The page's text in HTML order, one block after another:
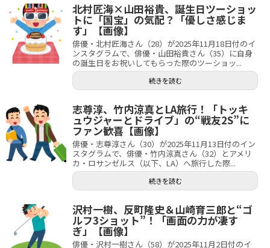
北村匠海×山田裕貴、誕生日ツーショッ
トに「国宝」の気配？「優しさ感じま
す」【画像】
俳優・北村匠海さん（28）が2025年11月18日付のイ
ンスタグラムで、俳優・山田裕貴さん（35）に自身
の誕生日をお祝いしてもらった際のツーショッ...
続きを読む
志尊淳、竹内涼真とLA旅行！「トッキ
ュウジャーとドライブ」の“戦友2S”に
ファン歓喜【画像】
俳優・志尊淳さん（30）が2025年11月13日付のイン
スタグラムで、俳優・竹内涼真さん（32）とアメリ
カ・ロサンゼルス（以下、LA）へ旅行した際...
続きを読む
沢村一樹、反町隆史＆山崎育三郎と“ゴ
ルフ3ショット”！「画面の力が凄す
ぎ」【画像】
俳優・沢村一樹さん（58）が2025年11月2日付のイ